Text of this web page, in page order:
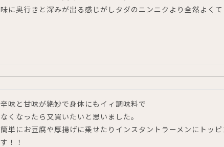
味に奥行きと深みが出る感じがしタダのニンニクより全然よく
辛味と甘味が絶妙で身体にもイィ調味料で
なくなったら又買いたいと思いました。
簡単にお豆腐や厚揚げに乗せたりインスタントラーメンにトッ
す！！